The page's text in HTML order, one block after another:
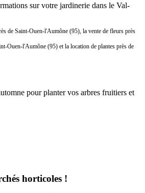
survotre jardinerie dans le Val-
de Saint-Ouen-l'Aumône (95), la vente de fleurs près
Ouen-l'Aumône (95) et la location de plantes près de
pour planter vos arbres fruitiers et
horticoles !